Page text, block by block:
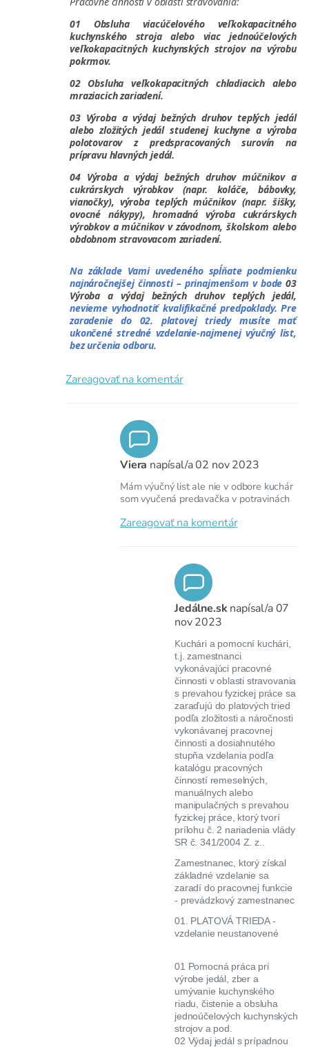
01 Obsluha viacúčelového veľkokapacitného
kuchynského stroja alebo viac jednoúčelových
veľkokapacitných kuchynských strojov na výrobu
pokrmov.
02 Obsluha veľkokapacitných chladiacich alebo
mraziacich zariadení.
03 Výroba a výdaj bežných druhov teplých jedál
alebo zložitých jedál studenej kuchyne a výroba
polotovarov z predspracovaných surovín na
prípravu hlavných jedál.
04 Výroba a výdaj bežných druhov múčnikov a
cukrárskych výrobkov (napr. koláče, bábovky,
vianočky), výroba teplých múčnikov (napr. šišky,
ovocné nákypy), hromadná výroba cukrárskych
výrobkov a múčnikov v závodnom, školskom alebo
obdobnom stravovacom zariadení.
Na základe Vami uvedeného spĺňate podmienku
najnáročnejšej činnosti – prinajmenšom v bode03
Výroba a výdaj bežných druhov teplých jedál,
nevieme vyhodnotiť kvalifikačné predpoklady. Pre
zaradenie do 02. platovej triedy musíte mať
ukončené stredné vzdelanie-najmenej výučný list,
bez určenia odboru.
Zareagovať na komentár
Viera napísal/a02 nov 2023
Mám výučný list ale nie v odbore kuchár
som vyučená predavačka v potravinách
Zareagovať na komentár
Jedálne.sk napísal/a07
nov 2023
Kuchári a pomocní kuchári,
t.j. zamestnanci
vykonávajúci pracovné
činnosti v oblasti stravovania
s prevahou fyzickej práce sa
zaraďujú do platových tried
podľa zložitosti a náročnosti
vykonávanej pracovnej
činnosti a dosiahnutého
stupňa vzdelania podľa
katalógu pracovných
činností remeselných,
manuálnych alebo
manipulačných s prevahou
fyzickej práce, ktorý tvorí
prílohu č. 2 nariadenia vlády
SR č. 341/2004 Z. z..
Zamestnanec, ktorý získal
základné vzdelanie sa
zaradí do pracovnej funkcie
- prevádzkový zamestnanec
01. PLATOVÁ TRIEDA -
vzdelanie neustanovené
01 Pomocná práca pri
výrobe jedál, zber a
umývanie kuchynského
riadu, čistenie a obsluha
jednoúčelových kuchynských
strojov a pod.
02 Výdaj jedál s prípadnou